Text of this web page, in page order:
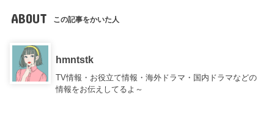
ABOUT この記事をかいた人
hmntstk
TV情報・お役立て情報・海外ドラマ・国内ドラマなどの
情報をお伝えしてるよ～